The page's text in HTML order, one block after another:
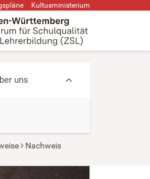
Kultusministerium
uns
Nachweis